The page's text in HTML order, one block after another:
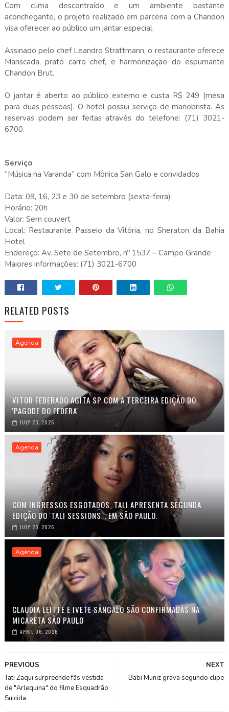
Com clima descontraído e um ambiente bastante
aconchegante, o projeto realizado em parceria com a Chandon
visa oferecer ao público um jantar especial.
Assinado pelo chef Leandro Strattmann, o restaurante oferece
Mariscada, prato carro chef, e harmonização do espumante
Chandon Brut.
O jantar é aberto ao público​ externo​ e custa R$ 249 (mesa
para duas pessoas). O hotel possui serviço de manobrista. As
reservas podem ser feitas através do telefone: (71) 3021-
6700.
Serviço
“Música na Varanda” com Mônica San Galo e convidados
Data: 09, 16, 23 e 30 de setembro (sexta-feira)
Horário: 20h
Valor: Sem couvert
Local: Restaurante Passeio da Vitória, no Sheraton da Bahia
Hotel
Endereço: Av. Sete de Setembro, nº 1537 – Campo Grande
Maiores informações: (71) 3021-6700​
RELATED POSTS
Agenda
VITOR FEDERADO AGITA SP COM A TERCEIRA EDIÇÃO DO
'PAGODE DO FEDERA'
JULY 23, 2026
Agenda
COM INGRESSOS ESGOTADOS, TALI APRESENTA SEGUNDA
EDIÇÃO DO 'TALI SESSIONS", EM SÃO PAULO.
JULY 23, 2026
Agenda
CLAUDIA LEITTE E IVETE SANGALO SÃO CONFIRMADAS NA
MICARETA SÃO PAULO
APRIL 06, 2026
NEXT
Babi Muniz grava segundo clipe
PREVIOUS
Tati Zaqui surpreende fãs vestida
de "Arlequina" do filme Esquadrão
Suicida